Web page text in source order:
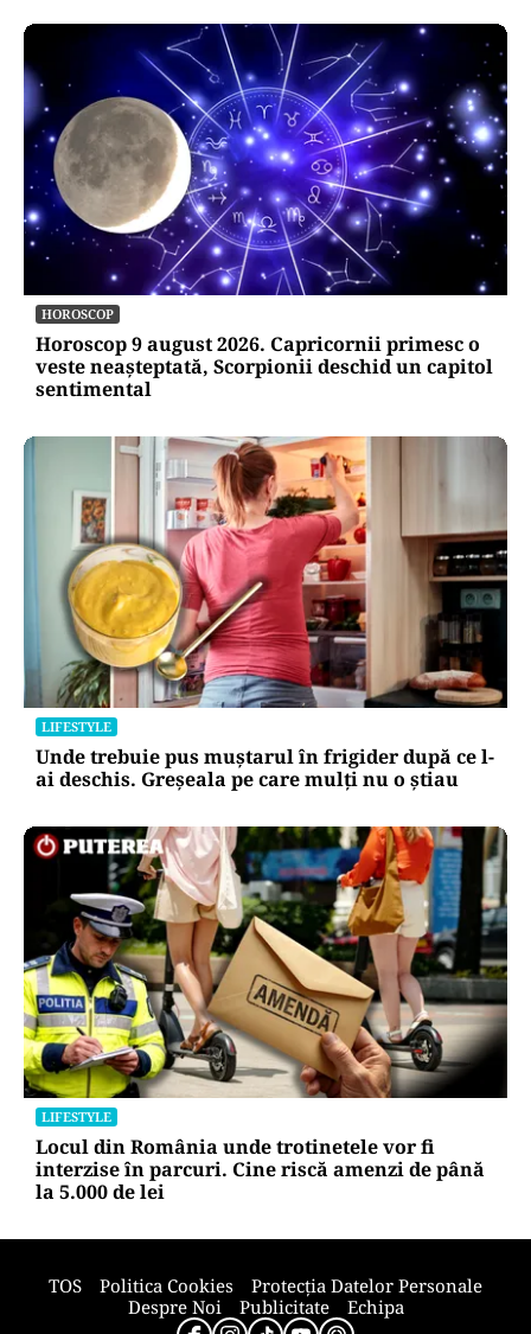
HOROSCOP
Horoscop 9 august 2026. Capricornii primesc o
veste neașteptată, Scorpionii deschid un capitol
sentimental
LIFESTYLE
Unde trebuie pus muștarul în frigider după ce l-
ai deschis. Greșeala pe care mulți nu o știau
LIFESTYLE
Locul din România unde trotinetele vor fi
interzise în parcuri. Cine riscă amenzi de până
la 5.000 de lei
TOS Politica Cookies
Protecția Datelor Personale
Despre Noi
Publicitate Echipa